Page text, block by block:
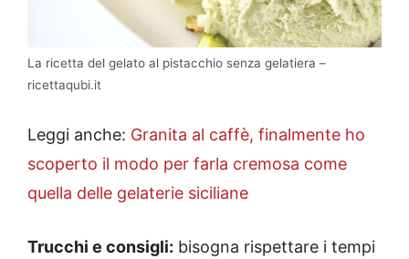
La ricetta del gelato al pistacchio senza gelatiera –
ricettaqubi.it
Leggi anche: Granita al caffè, finalmente ho
scoperto il modo per farla cremosa come
quella delle gelaterie siciliane
Trucchi e consigli: bisogna rispettare i tempi